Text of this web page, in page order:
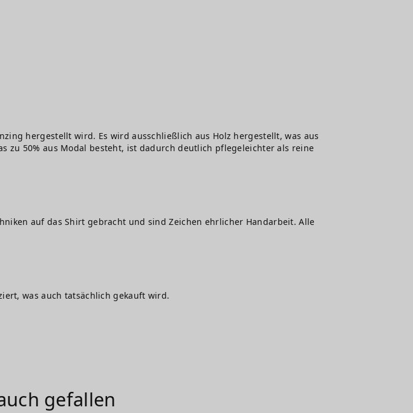
hergestellt wird. Es wird ausschließlich aus Holz hergestellt, was aus
zu 50% aus Modal besteht, ist dadurch deutlich pflegeleichter als reine
auf das Shirt gebracht und sind Zeichen ehrlicher Handarbeit. Alle
was auch tatsächlich gekauft wird.
gefallen